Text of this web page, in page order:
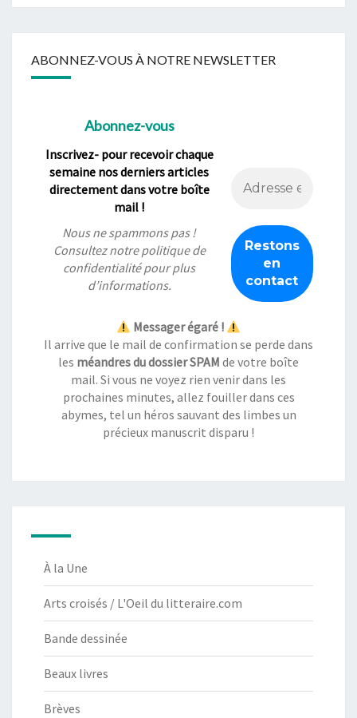
ABONNEZ-VOUS À NOTRE NEWSLETTER
Abonnez-vous
Inscrivez- pour recevoir chaque
semaine nos derniers articles
directement dans votre boîte
mail !
Nous ne spammons pas !
Consultez notrepolitique de
confidentialitépour plus
d’informations.
Messager égaré !
Il arrive que le mail de confirmation se perde dans
les méandres du dossier SPAM de votre boîte
mail. Si vous ne voyez rien venir dans les
prochaines minutes, allez fouiller dans ces
abymes, tel un héros sauvant des limbes un
précieux manuscrit disparu !
À la Une
Arts croisés / L'Oeil du litteraire.com
Bande dessinée
Beaux livres
Brèves